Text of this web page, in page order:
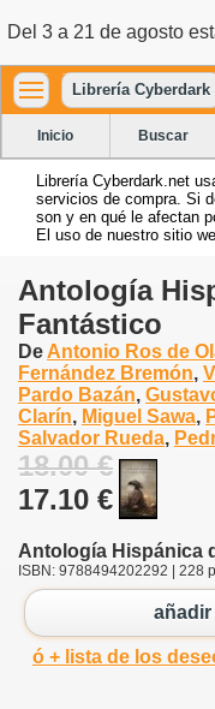
Del 3 a 21 de agosto
Librería Cyberdark
Inicio Buscar
Librería Cyberdark.net
servicios de compra. Si
son y en qué le afectan
El uso de nuestro sitio
Antología
Fantástico
De Antonio Ros de
Fernández Bremón,
Pardo Bazán,
Clarín, Miguel Sawa,
Salvador Rueda,
18.00 €
17.10 €
Antología Hispánica
ISBN: 9788494202292 | 228
añadir
ó + lista de los